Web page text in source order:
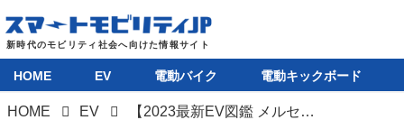
HOME EV 電動バイク 電動キックボード
HOME EV 【2023最新EV図鑑 メルセデスベンツ EQB】3列シートのコンパクトEVは日本市場にぴったり